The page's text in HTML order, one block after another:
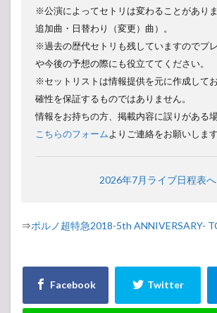
※公演によってセトリは変わることがあり
追加曲・日替わり（変更）曲）。
※過去の歴代セトリも残していますのでプ
や今後の予想の際にも役立ててください。
※セットリストは情報提供を元に作成して
確性を保証するものではありません。
情報をお持ちの方、掲載内容に誤りがある
こちらのフォームよりご連絡をお願いします
2026年7月ライブ日程表へ
⇒ポルノ超特急2018-5th ANNIVERSARY-